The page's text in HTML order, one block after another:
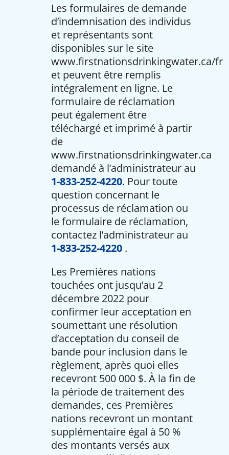
Les formulaires de demande
d’indemnisation des individus
et représentants sont
disponibles sur le site
www.firstnationsdrinkingwater.ca/fr
et peuvent être remplis
intégralement en ligne. Le
formulaire de réclamation
peut également être
téléchargé et imprimé à partir
de
www.firstnationsdrinkingwater.ca
demandé à l’administrateur au
1-833-252-4220. Pour toute
question concernant le
processus de réclamation ou
le formulaire de réclamation,
contactez l’administrateur au
1-833-252-4220.
Les Premières nations
touchées ont jusqu’au 2
décembre 2022 pour
confirmer leur acceptation en
soumettant une résolution
d’acceptation du conseil de
bande pour inclusion dans le
règlement, après quoi elles
recevront 500 000 $. À la fin de
la période de traitement des
demandes, ces Premières
nations recevront un montant
supplémentaire égal à 50 %
des montants versés aux